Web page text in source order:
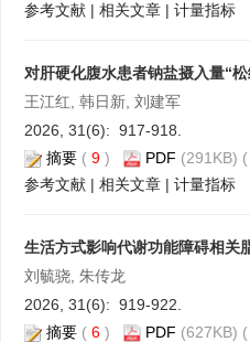
参考文献 | 相关文章 | 计量指标
对肝硬化腹水患者钠盐摄入量“
王江红, 韩日新, 刘建军
2026, 31(6): 917-918.
摘要 ( 9 ) PDF (291KB) (
参考文献 | 相关文章 | 计量指标
生活方式影响代谢功能障碍相关
刘毓骁, 朱传龙
2026, 31(6): 919-922.
摘要 ( 6 ) PDF (627KB) (